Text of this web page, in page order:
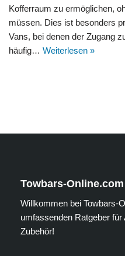
Kofferraum zu ermöglichen,
müssen. Dies ist besonders
Vans, bei denen der Zugang
häufig… Weiterlesen »
Towbars-Online.com
Willkommen bei Towbars-
umfassenden Ratgeber
Zubehör!